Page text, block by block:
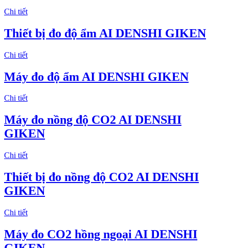
Chi tiết
Thiết bị đo độ ẩm AI DENSHI GIKEN
Chi tiết
Máy đo độ ẩm AI DENSHI GIKEN
Chi tiết
Máy đo nồng độ CO2 AI DENSHI
GIKEN
Chi tiết
Thiết bị đo nồng độ CO2 AI DENSHI
GIKEN
Chi tiết
Máy đo CO2 hồng ngoại AI DENSHI